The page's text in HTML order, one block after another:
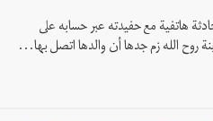
هاتفية مع حفيدته عبر حسابه على
روح الله زم جدها أن والدها اتصل بها...